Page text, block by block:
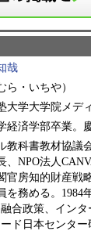
哉
ら・いちや）
大学大学院メデ
経済学部卒業。
教科書教材協議
、NPO法人
官房知的財産戦
を務める。1984
合政策、イン
ド日本センター